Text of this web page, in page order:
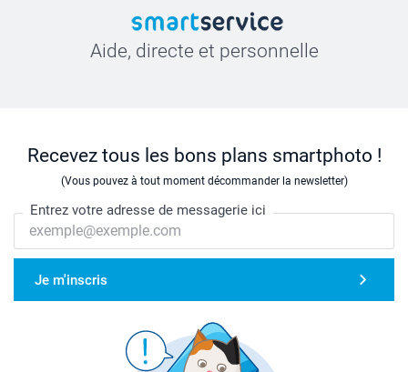
Aide, directe et personnelle
Recevez tous les bons plans smartphoto !
(Vous pouvez à tout moment décommander la newsletter)
Entrez votre adresse de messagerie ici
Je m'inscris